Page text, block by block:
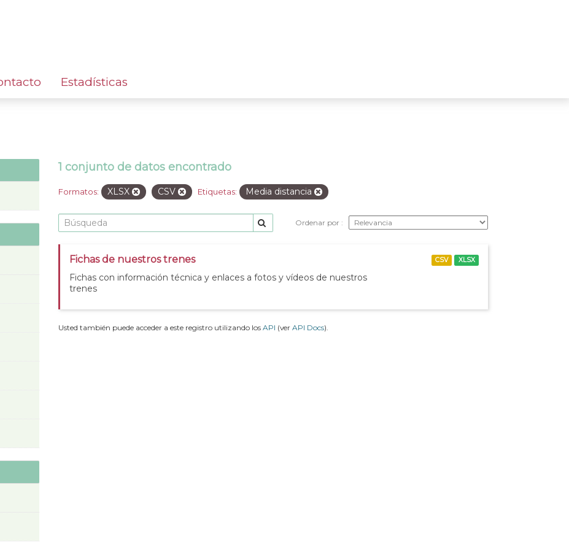
Estadísticas
1 conjunto de datos encontrado
Formatos: XLSX CSV Etiquetas: Media distancia
Ordenar por
Fichas de nuestros trenes
Fichas con información técnica y enlaces a fotos y vídeos de nuestros
trenes
CSV XLSX
Usted también puede acceder a este registro utilizando los API (ver API Docs).